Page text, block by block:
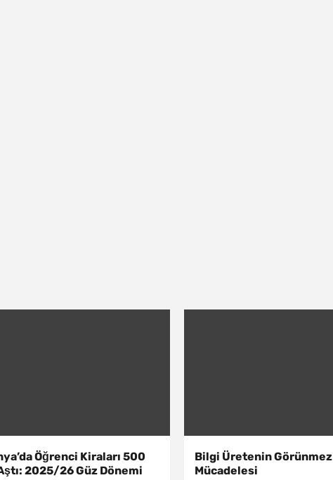
Öğrenci Kiraları 500
2025/26 Güz Dönemi
Bilgi Üretenin Görünmez
Mücadelesi